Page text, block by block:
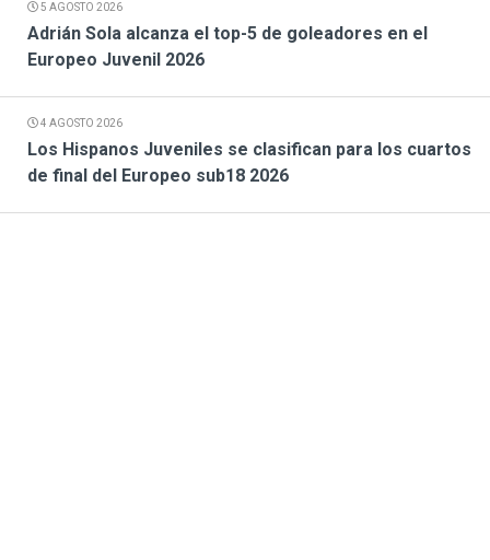
5 AGOSTO 2026
Adrián Sola alcanza el top-5 de goleadores en el
Europeo Juvenil 2026
4 AGOSTO 2026
Los Hispanos Juveniles se clasifican para los cuartos
de final del Europeo sub18 2026